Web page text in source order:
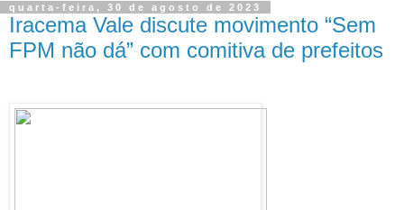
quarta-feira, 30 de agosto de 2023
Iracema Vale discute movimento “Sem
FPM não dá” com comitiva de prefeitos